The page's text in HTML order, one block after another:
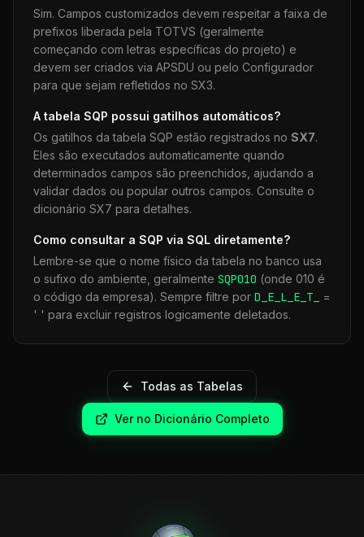
Sim. Campos customizados devem respeitar a faixa de
prefixos liberada pela TOTVS (geralmente
começando com letras específicas do projeto) e
devem ser criados via APSDU ou pelo Configurador
para que sejam refletidos no SX3.
A tabela SQP possui gatilhos automáticos?
Os gatilhos da tabela SQP estão registrados no SX7.
Eles são executados automaticamente quando
determinados campos são preenchidos, ajudando a
validar dados ou popular outros campos. Consulte o
dicionário SX7 para detalhes.
Como consultar a SQP via SQL diretamente?
Lembre-se que o nome físico da tabela no banco usa
o sufixo do ambiente, geralmente SQP010 (onde 010 é
o código da empresa). Sempre filtre por D_E_L_E_T_
=
' ' para excluir registros logicamente deletados.
Todas as Tabelas
Ver no Dicionário Completo